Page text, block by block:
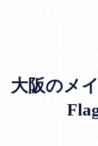
大阪のメ